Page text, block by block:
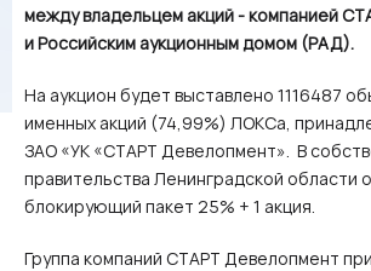
между владельцем акций - компанией
и Российским аукционным домом (РАД).
На аукцион будет выставлено 1116487
именных акций (74,99%) ЛОКСа,
ЗАО «УК «СТАРТ Девелопмент». В
правительства Ленинградской области
блокирующий пакет 25% + 1 акция.
Группа компаний СТАРТ Девелопмент